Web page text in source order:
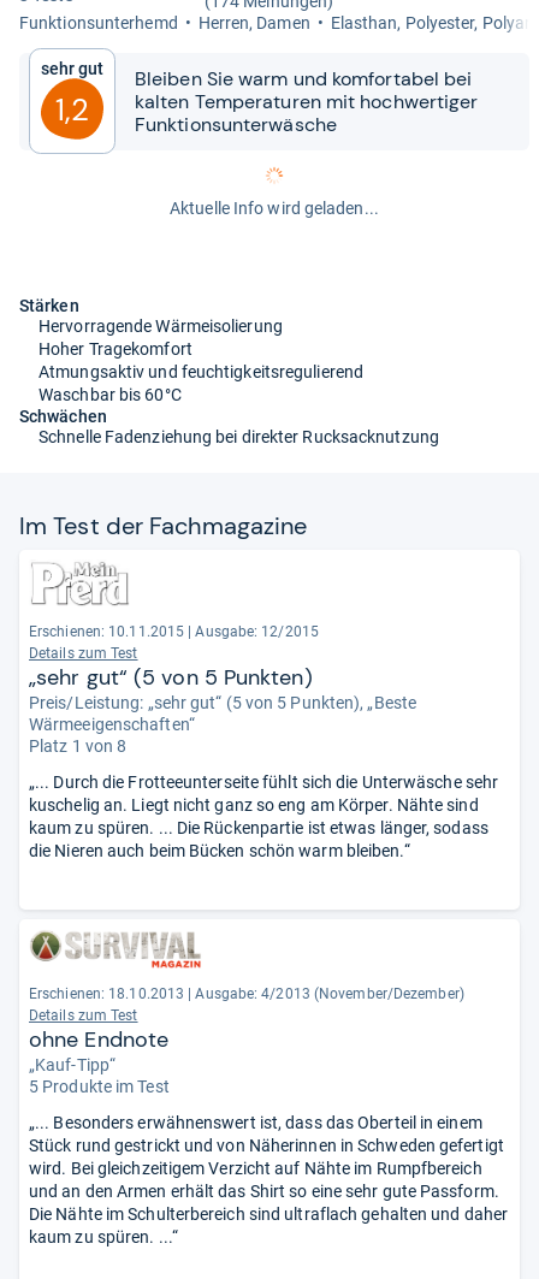
Funk­ti­ons­un­ter­hemd
Her­ren, Damen Elasthan, Poly­es­ter,
Sehr gut
1,2
Blei­ben Sie warm und kom­for­ta­bel bei
kal­ten Tem­pe­ra­tu­ren mit hoch­wer­ti­ger
Funk­ti­ons­un­ter­wä­sche
Aktuelle Info wird geladen...
Stärken
Hervorragende Wärmeisolierung
Hoher Tragekomfort
Atmungsaktiv und feuchtigkeitsregulierend
Waschbar bis 60°C
Schwächen
Schnelle Fadenziehung bei direkter Rucksacknutzung
Im Test der Fach­ma­ga­zine
Erschienen: 10.11.2015
Ausgabe: 12/2015
Details zum Test
„sehr gut“ (5 von 5 Punkten)
Preis/Leistung: „sehr gut“ (5 von 5 Punkten), „Beste
Wärmeeigenschaften“
Platz 1 von 8
„... Durch die Frotteeunterseite fühlt sich die Unterwäsche sehr
kuschelig an. Liegt nicht ganz so eng am Körper. Nähte sind
kaum zu spüren. ... Die Rückenpartie ist etwas länger, sodass
die Nieren auch beim Bücken schön warm bleiben.“
Erschienen: 18.10.2013
Ausgabe: 4/2013 (November/Dezember)
Details zum Test
ohne Endnote
„Kauf-Tipp“
5 Produkte im Test
„... Besonders erwähnenswert ist, dass das Oberteil in einem
Stück rund gestrickt und von Näherinnen in Schweden gefertigt
wird. Bei gleichzeitigem Verzicht auf Nähte im Rumpfbereich
und an den Armen erhält das Shirt so eine sehr gute Passform.
Die Nähte im Schulterbereich sind ultraflach gehalten und daher
kaum zu spüren. ...“